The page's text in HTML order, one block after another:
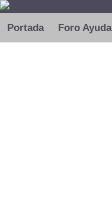
Portada Foro Ayuda